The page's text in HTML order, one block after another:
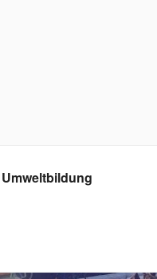
Umweltbildung